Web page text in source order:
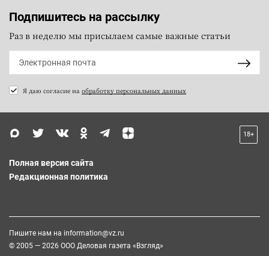
Подпишитесь на рассылку
Раз в неделю мы присылаем самые важные статьи
Я даю согласие на обработку персональных данных
18+
Полная версия сайта
Редакционная политика
Пишите нам на information@vz.ru
© 2005 — 2026 ООО Деловая газета «Взгляд»